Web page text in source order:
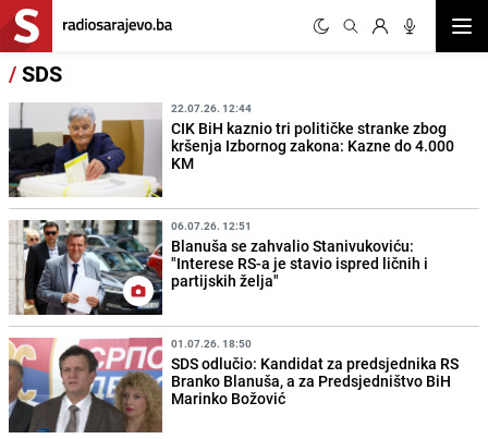
/SDS
22.07.26. 12:44
CIK BiH kaznio tri političke stranke zbog
kršenja Izbornog zakona: Kazne do 4.000
KM
06.07.26. 12:51
Blanuša se zahvalio Stanivukoviću:
"Interese RS-a je stavio ispred ličnih i
partijskih želja"
01.07.26. 18:50
SDS odlučio: Kandidat za predsjednika RS
Branko Blanuša, a za Predsjedništvo BiH
Marinko Božović